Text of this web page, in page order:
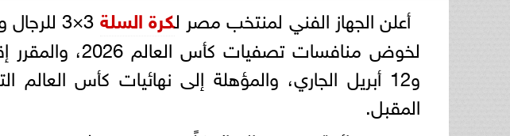
أعلن الجهاز الفني لمنتخب مصر لكرة السلة
3×3
و12 أبريل الجاري، والمؤهلة إلى نهائيات كأس
المقبل.